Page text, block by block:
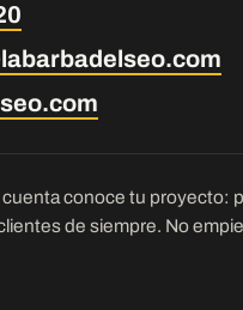
conoce tu proyecto:
de siempre. No